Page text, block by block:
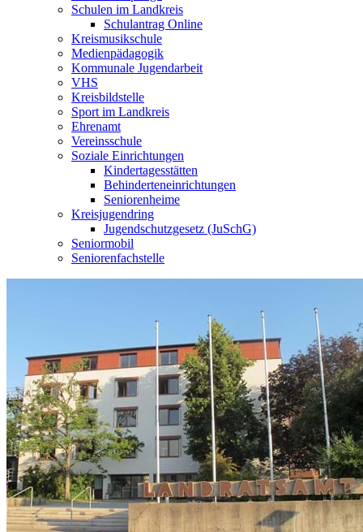
Schulen im Landkreis
Schulantrag Online
Kreismusikschule
Medienpädagogik
Kommunale Jugendarbeit
VHS
Kreisbildstelle
Sport im Landkreis
Ehrenamt
Vereinsschule
Soziale Einrichtungen
Kindertagesstätten
Behinderteneinrichtungen
Seniorenheime
Kreisjugendring
Jugendschutzgesetz (JuSchG)
Seniormobil
Seniorenfachstelle